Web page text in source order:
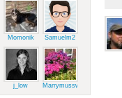
Momonik Samuelm2
j_low Marrymussweg